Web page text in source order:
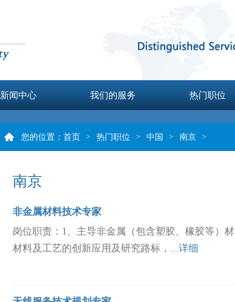
新闻中心 我们的服务 热门职位
您的位置： 首页 > 热门职位 > 中国 > 南京 >
南京
非金属材料技术专家
岗位职责：1、主导非金属（包含塑胶、橡胶等）
材料及工艺的创新应用及研究路标，...详细